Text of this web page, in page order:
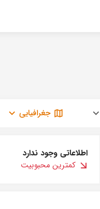
جغرافیایی
اطلاعاتی وجود ندارد
کمترین محبوبیت